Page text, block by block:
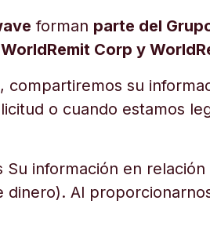
forman parte del
Corp y
compartiremos su
o cuando estamos
Su información en
dinero). Al